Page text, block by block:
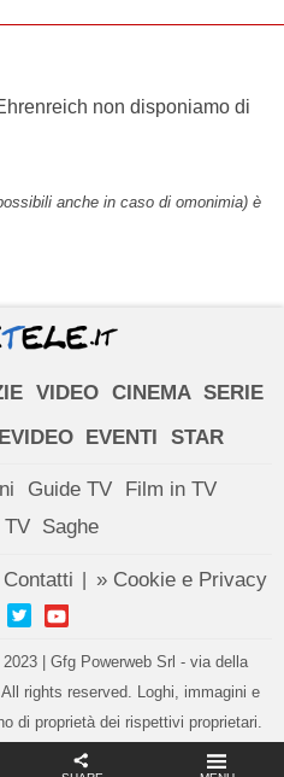
non disponiamo di
anche in caso di omonimia) è
VIDEO CINEMA SERIE
EVENTI STAR
Guide TV
Film in TV
TV Saghe
Contatti » Cookie e Privacy
| Gfg Powerweb Srl - via della
rights reserved. Loghi, immagini e
di proprietà dei rispettivi proprietari.
Impostazioni privacy